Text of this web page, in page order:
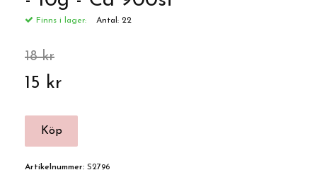
Finns i lager: Antal: 22
18 kr
15 kr
Artikelnummer: S2796